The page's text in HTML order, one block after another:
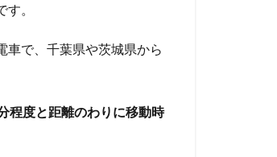
。
車で、千葉県や茨城県から
程度と距離のわりに移動時